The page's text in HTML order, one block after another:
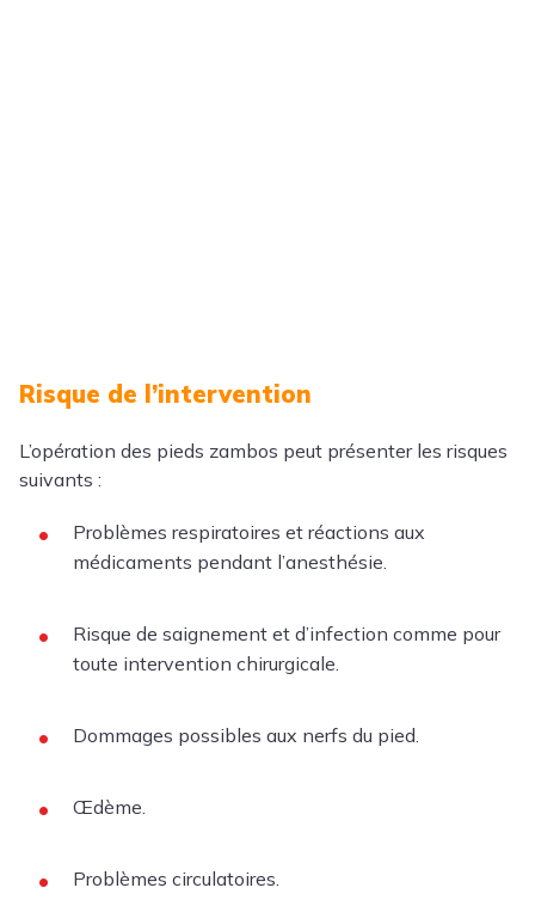
Risque de l’intervention
L’opération des pieds zambos peut présenter les risques
suivants :
Problèmes respiratoires et réactions aux
médicaments pendant l’anesthésie.
Risque de saignement et d’infection comme pour
toute intervention chirurgicale.
Dommages possibles aux nerfs du pied.
Œdème.
Problèmes circulatoires.